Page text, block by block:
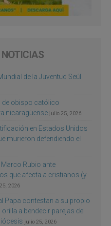
de la Juventud Seúl
de obispo católico
nicaragüense julio 25, 2026
en Estados Unidos
murieron defendiendo el
Rubio ante
que afecta a cristianos (y
2026
Papa contestan a su propio
a bendecir parejas del
julio 25, 2026